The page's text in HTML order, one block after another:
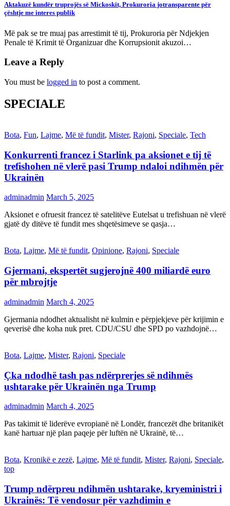
Aktakuzë kundër truprojës së Mickoskit, Prokuroria jotransparente për
çështje me interes publik
Më pak se tre muaj pas arrestimit të tij, Prokuroria për Ndjekjen
Penale të Krimit të Organizuar dhe Korrupsionit akuzoi…
Leave a Reply
You must be logged in to post a comment.
SPECIALE
Bota, Fun, Lajme, Më të fundit, Mister, Rajoni, Speciale, Tech
Konkurrenti francez i Starlink pa aksionet e tij të
trefishohen në vlerë pasi Trump ndaloi ndihmën për
Ukrainën
adminadmin March 5, 2025
Aksionet e ofruesit francez të satelitëve Eutelsat u trefishuan në vlerë
gjatë dy ditëve të fundit mes shqetësimeve se qasja…
Bota, Lajme, Më të fundit, Opinione, Rajoni, Speciale
Gjermani, ekspertët sugjerojnë 400 miliardë euro
për mbrojtje
adminadmin March 4, 2025
Gjermania ndodhet aktualisht në kulmin e përpjekjeve për krijimin e
qeverisë dhe koha nuk pret. CDU/CSU dhe SPD po vazhdojnë…
Bota, Lajme, Mister, Rajoni, Speciale
Çka ndodhë tash pas ndërprerjes së ndihmës
ushtarake për Ukrainën nga Trump
adminadmin March 4, 2025
Pas takimit të liderëve evropianë në Londër, francezët dhe britanikët
kanë hartuar një plan paqeje për luftën në Ukrainë, të…
Bota, Kronikë e zezë, Lajme, Më të fundit, Mister, Rajoni, Speciale,
top
Trump ndërpreu ndihmën ushtarake, kryeministri i
Ukrainës: Të vendosur për vazhdimin e